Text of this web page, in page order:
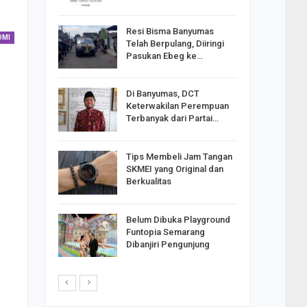
DPR
Minta
Resi Bisma Banyumas
Telah Berpulang, Diiringi
Pasukan Ebeg ke…
Di Banyumas, DCT
Keterwakilan Perempuan
Terbanyak dari Partai…
Tips Membeli Jam Tangan
SKMEI yang Original dan
Berkualitas
Belum Dibuka Playground
Funtopia Semarang
Dibanjiri Pengunjung